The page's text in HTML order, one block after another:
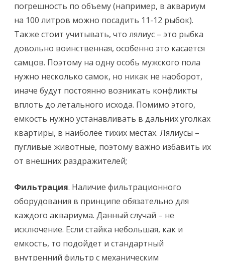
погрешность по объему (например, в аквариум
на 100 литров можно посадить 11-12 рыбок).
Также стоит учитывать, что лялиус – это рыбка
довольно воинственная, особенно это касается
самцов. Поэтому на одну особь мужского пола
нужно несколько самок, но никак не наоборот,
иначе будут постоянно возникать конфликты
вплоть до летального исхода. Помимо этого,
емкость нужно устанавливать в дальних уголках
квартиры, в наиболее тихих местах. Лялиусы –
пугливые животные, поэтому важно избавить их
от внешних раздражителей;
Фильтрация. Наличие фильтрационного
оборудования в принципе обязательно для
каждого аквариума. Данный случай – не
исключение. Если стайка небольшая, как и
емкость, то подойдет и стандартный
внутренний фильтр с механическим